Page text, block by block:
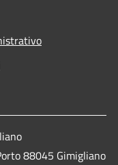
88045 Gimigliano